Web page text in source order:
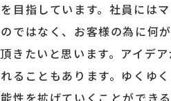
目指しています。社員には
ではなく、お客様の為に何
きたいと思います。アイデ
ることもあります。ゆくゆ
性を拡げていくことができ